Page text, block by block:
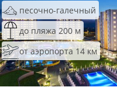
песочно-галечный
до пляжа 200 м
от аэропорта 14 км
ТОП 10 недорогих отелей
5*
Лучшие отели 4* звезды
Недорогие отели 4*
звезды